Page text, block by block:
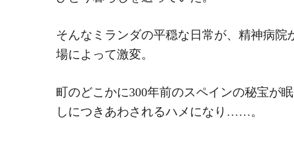
そんなミランダの平穏な日常が、精神病
場によって激変。
町のどこかに300年前のスペインの秘宝が
しにつきあわされるハメになり……。